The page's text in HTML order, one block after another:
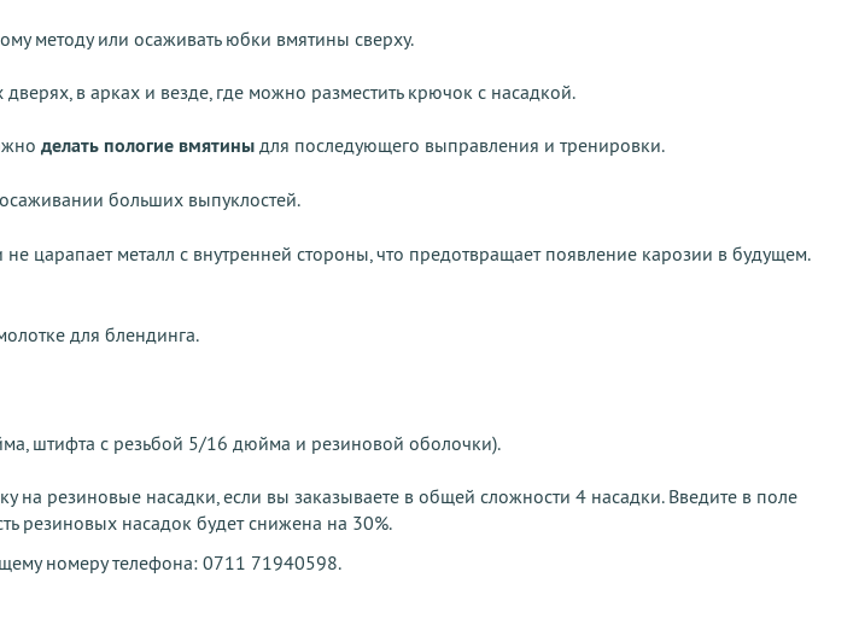
методу или осаживать юбки вмятины сверху.
в арках и везде, где можно разместить крючок с насадкой.
делать пологие вмятины для последующего выправления и тренировки.
больших выпуклостей.
царапает металл с внутренней стороны, что предотвращает появление карозии в будущем.
для блендинга.
штифта с резьбой 5/16 дюйма и резиновой оболочки).
на резиновые насадки, если вы заказываете в общей сложности 4 насадки. Введите в поле
резиновых насадок будет снижена на 30%.
номеру телефона: 0711 71940598.